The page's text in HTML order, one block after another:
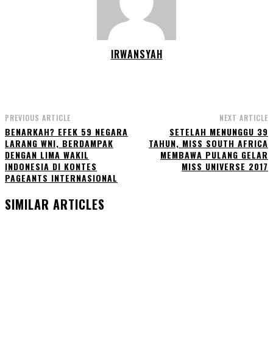
IRWANSYAH
PREVIOUS ARTICLE
BENARKAH? EFEK 59 NEGARA
LARANG WNI, BERDAMPAK
DENGAN LIMA WAKIL
INDONESIA DI KONTES
PAGEANTS INTERNASIONAL
NEXT ARTICLE
SETELAH MENUNGGU 39
TAHUN, MISS SOUTH AFRICA
MEMBAWA PULANG GELAR
MISS UNIVERSE 2017
SIMILAR ARTICLES